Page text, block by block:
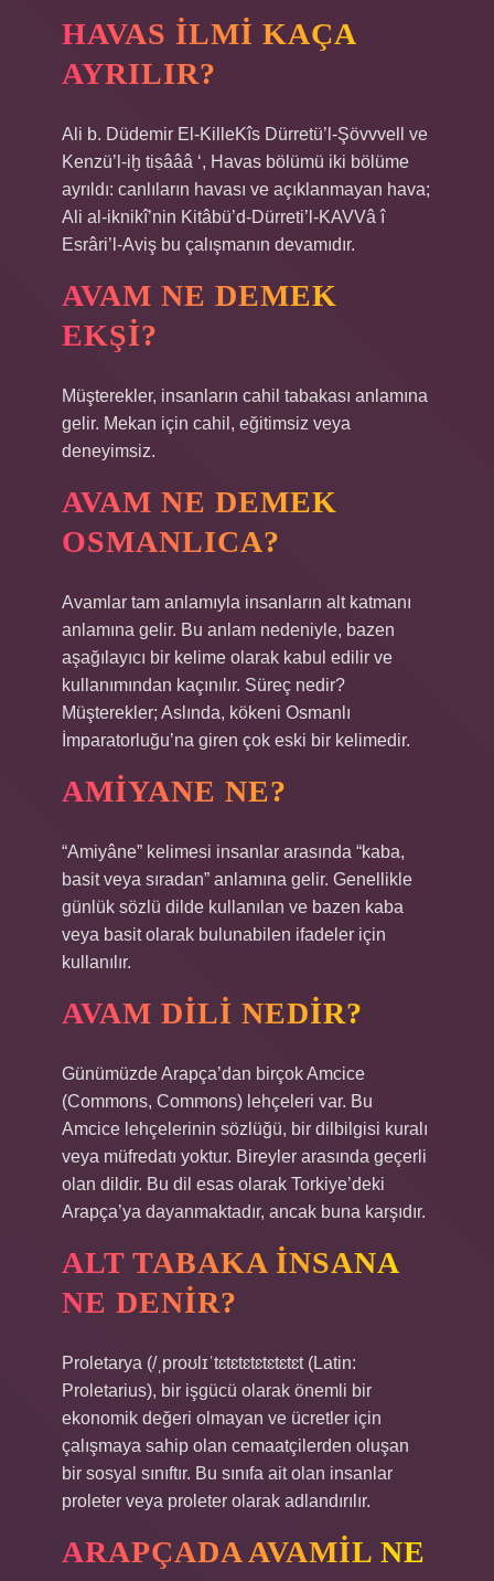
HAVAS ILMI KAÇA
AYRILIR?
Ali b. Düdemir El-KilleKîs Dürretü’l-Şövvvell ve
Kenzü’l-iḫ tiṣâââ ‘, Havas bölümü iki bölüme
ayrıldı: canlıların havası ve açıklanmayan hava;
Ali al-iknikî’nin Kitâbü’d-Dürreti’l-KAVVâ î
Esrâri’l-Aviş bu çalışmanın devamıdır.
AVAM NE DEMEK
EKŞI?
Müşterekler, insanların cahil tabakası anlamına
gelir. Mekan için cahil, eğitimsiz veya
deneyimsiz.
AVAM NE DEMEK
OSMANLICA?
Avamlar tam anlamıyla insanların alt katmanı
anlamına gelir. Bu anlam nedeniyle, bazen
aşağılayıcı bir kelime olarak kabul edilir ve
kullanımından kaçınılır. Süreç nedir?
Müşterekler; Aslında, kökeni Osmanlı
İmparatorluğu’na giren çok eski bir kelimedir.
AMIYANE NE?
“Amiyâne” kelimesi insanlar arasında “kaba,
basit veya sıradan” anlamına gelir. Genellikle
günlük sözlü dilde kullanılan ve bazen kaba
veya basit olarak bulunabilen ifadeler için
kullanılır.
AVAM DILI NEDIR?
Günümüzde Arapça’dan birçok Amcice
(Commons, Commons) lehçeleri var. Bu
Amcice lehçelerinin sözlüğü, bir dilbilgisi kuralı
veya müfredatı yoktur. Bireyler arasında geçerli
olan dildir. Bu dil esas olarak Torkiye’deki
Arapça’ya dayanmaktadır, ancak buna karşıdır.
ALT TABAKA INSANA
NE DENIR?
Proletarya (/ˌproʊlɪˈtɛtɛtɛtɛtɛtɛtɛt (Latin:
Proletarius), bir işgücü olarak önemli bir
ekonomik değeri olmayan ve ücretler için
çalışmaya sahip olan cemaatçilerden oluşan
bir sosyal sınıftır. Bu sınıfa ait olan insanlar
proleter veya proleter olarak adlandırılır.
ARAPÇADA AVAMIL NE